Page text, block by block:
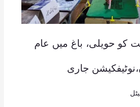
کو حویلی، باغ میں عام
جاری